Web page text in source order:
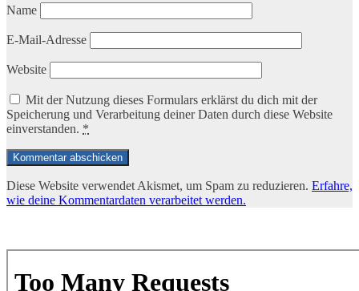
Name
E-Mail-Adresse
Website
Mit der Nutzung dieses Formulars erklärst du dich mit der
Speicherung und Verarbeitung deiner Daten durch diese Website
einverstanden. *
Diese Website verwendet Akismet, um Spam zu reduzieren. Erfahre,
wie deine Kommentardaten verarbeitet werden.